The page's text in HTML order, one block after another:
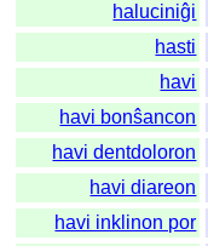
haluciniĝi
hasti
havi
havi bonŝancon
havi dentdoloron
havi diareon
havi inklinon por